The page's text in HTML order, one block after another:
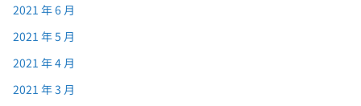
2021 年 6 月
2021 年 5 月
2021 年 4 月
2021 年 3 月